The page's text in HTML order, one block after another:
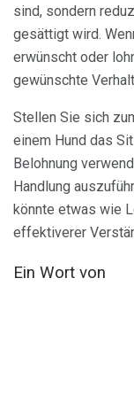
sind, sondern
gesättigt wird.
erwünscht oder
gewünschte
Stellen Sie sich
einem Hund das
Belohnung
Handlung
könnte etwas wie
effektiverer
Ein Wort von